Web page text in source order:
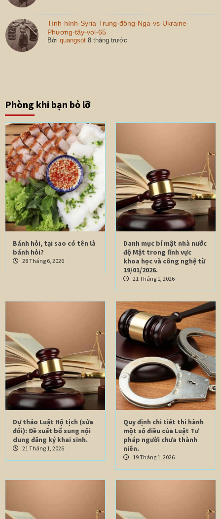
Tình-hình-Syria-Trung-đông-Nga-vs-Ukraine-
Phương-tây-vol-65
Bởiquangsot 8 tháng trước
Phòng khi bạn bỏ lỡ
Bánh hỏi, tại sao có tên là
bánh hỏi?
28 Tháng 6, 2026
Danh mục bí mật nhà nước
độ Mật trong lĩnh vực
khoa học và công nghệ từ
19/01/2026.
21 Tháng 1, 2026
Dự thảo Luật Hộ tịch (sửa
đổi): Đề xuất bổ sung nội
dung đăng ký khai sinh.
21 Tháng 1, 2026
Quy định chi tiết thi hành
một số điều của Luật Tư
pháp người chưa thành
niên.
19 Tháng 1, 2026